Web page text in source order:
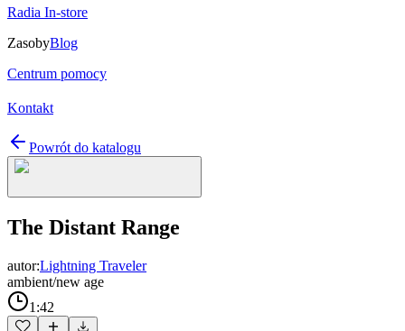
Radia In-store
ZasobyBlog
Centrum pomocy
Kontakt
Powrót do katalogu
The Distant Range
autor:Lightning Traveler
ambient/new age
1:42